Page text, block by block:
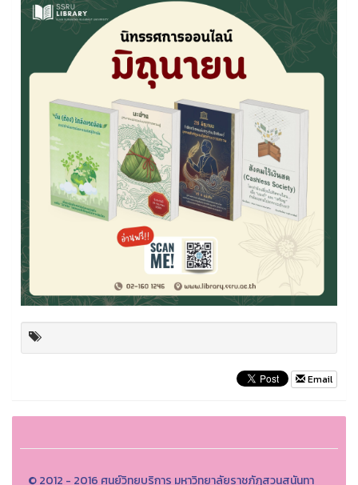
Email
© 2012 - 2016 ศูนย์วิทยบริการ มหาวิทยาลัยราชภัฏสวนสุนันทา